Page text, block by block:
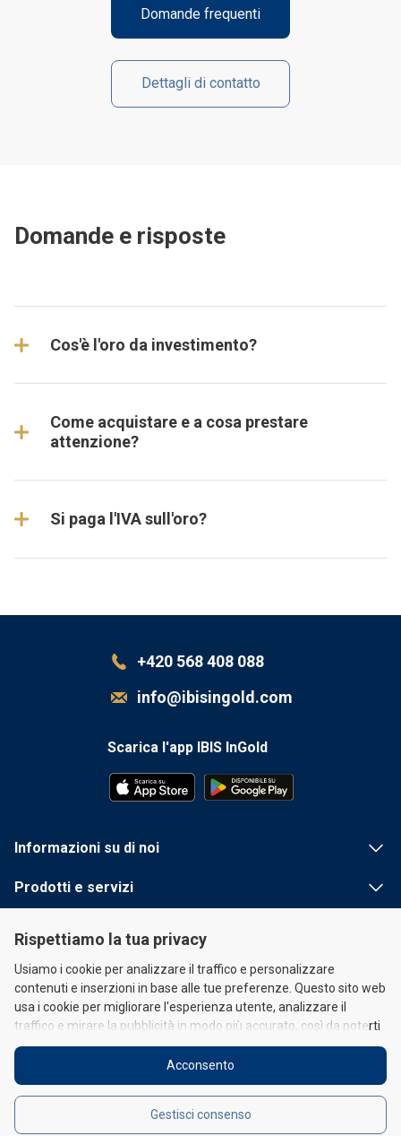
Rispettiamo la tua privacy
Usiamo i cookie per analizzare il traffico e personalizzare
contenuti e inserzioni in base alle tue preferenze. Questo sito web
usa i cookie per migliorare l'esperienza utente, analizzare il
traffico e mirare la pubblicità in modo più accurato, così da poterti
fornire contenuti inserzionistici personalizzati e permetterti di
connetterti ai social. Se scegli di limitare i cookie, questo potrebbe
ostacolare l'operatività o la funzionalità del sito. Ti invitiamo a
leggere la nostra Informativa sull'utilizzo dei Cookie (qui) e la
nostra Informativa Legale (Informativa sulla Privacy)
Acconsento
Gestisci consenso
Domande frequenti
Dettagli di contatto
Domande e risposte
Cos'è l'oro da investimento?
Come acquistare e a cosa prestare
attenzione?
Si paga l'IVA sull'oro?
+420 568 408 088
info@ibisingold.com
Scarica l'app IBIS InGold
Informazioni su di noi
Prodotti e servizi
Collegamenti rapidi
Informativa Legale | Informativa sull'utilizzo dei Cookie
© 2026 IBIS InGold, a.s. Tutti i diritti riservati.